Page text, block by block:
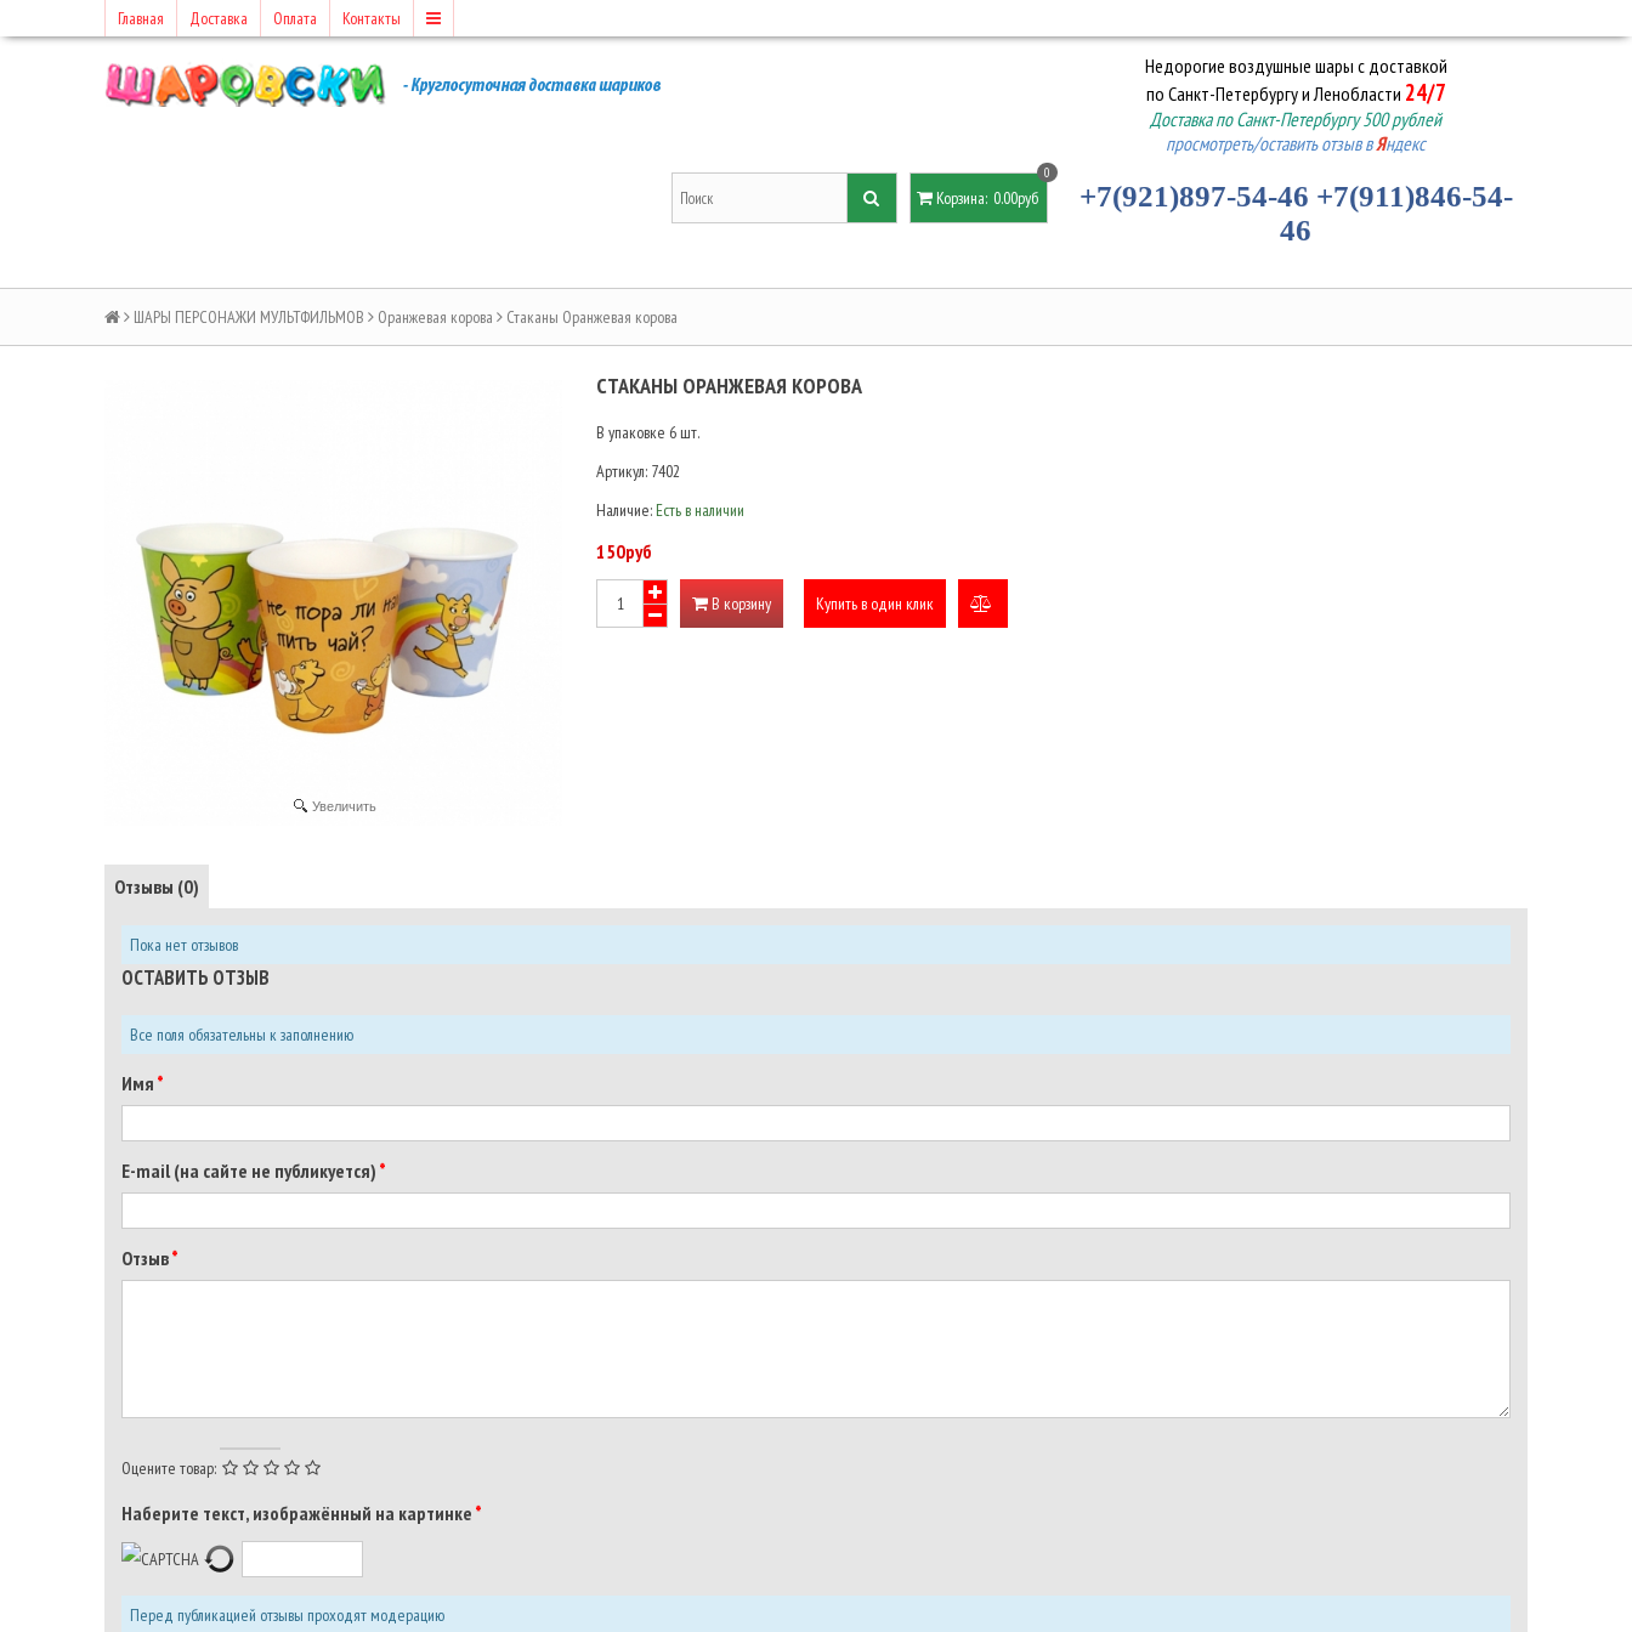
Главная Доставка Оплата Контакты
Недорогие воздушные шары с доставкой
по Санкт-Петербургу и Ленобласти 24/7
Доставка по Санкт-Петербургу 500 рублей
просмотреть/оставить отзыв вЯндекс
Корзина:
0
0.00руб +7(921)897-54-46 +7(911)846-54-
46
ШАРЫ ПЕРСОНАЖИ МУЛЬТФИЛЬМОВ Оранжевая корова Стаканы Оранжевая корова
Увеличить
СТАКАНЫ ОРАНЖЕВАЯ КОРОВА
В упаковке 6 шт.
Артикул: 7402
Наличие: Есть в наличии
150руб
В корзину Купить в один клик
Отзывы (0)
Пока нет отзывов
ОСТАВИТЬ ОТЗЫВ
Все поля обязательны к заполнению
Имя
E-mail (на сайте не публикуется)
Отзыв
Оцените товар:
Наберите текст, изображённый на картинке
Перед публикацией отзывы проходят модерацию